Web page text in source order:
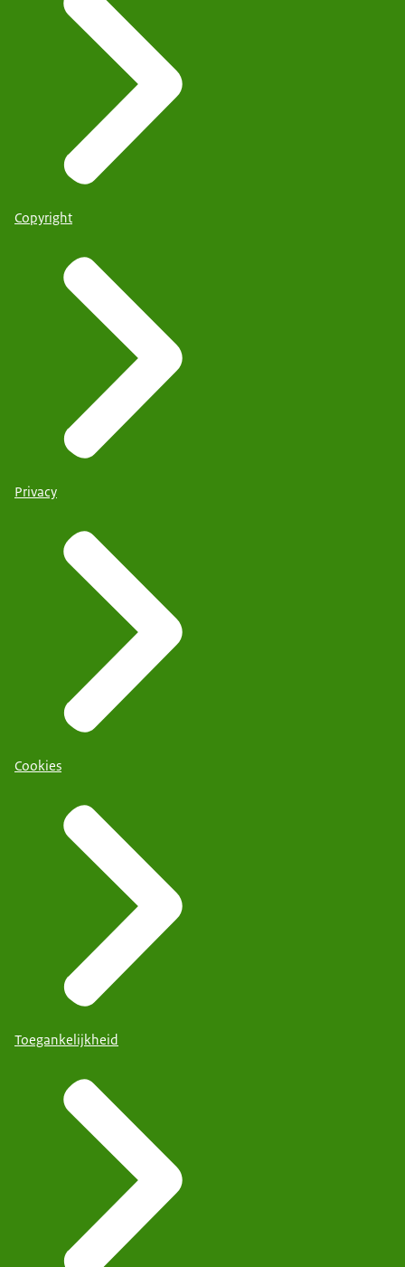
Copyright
Privacy
Cookies
Toegankelijkheid